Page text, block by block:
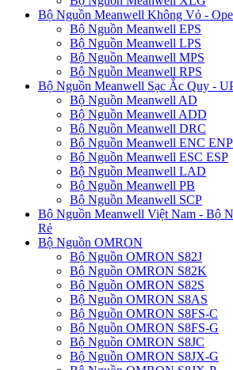
Bộ Nguồn Meanwell Không Vỏ -
Bộ Nguồn Meanwell EPS
Bộ Nguồn Meanwell LPS
Bộ Nguồn Meanwell MPS
Bộ Nguồn Meanwell RPS
Bộ Nguồn Meanwell Sạc Ắc Quy -
Bộ Nguồn Meanwell AD
Bộ Nguồn Meanwell ADD
Bộ Nguồn Meanwell DRC
Bộ Nguồn Meanwell ENC ENP
Bộ Nguồn Meanwell ESC ESP
Bộ Nguồn Meanwell LAD
Bộ Nguồn Meanwell PB
Bộ Nguồn Meanwell SCP
Bộ Nguồn Meanwell Việt Nam - Bộ
Rẻ
Bộ Nguồn OMRON
Bộ Nguồn OMRON S82J
Bộ Nguồn OMRON S82K
Bộ Nguồn OMRON S82S
Bộ Nguồn OMRON S8AS
Bộ Nguồn OMRON S8FS-C
Bộ Nguồn OMRON S8FS-G
Bộ Nguồn OMRON S8JC
Bộ Nguồn OMRON S8JX-G